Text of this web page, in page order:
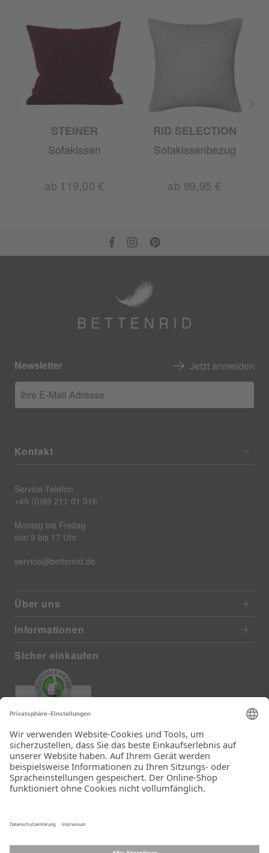
STEINER
Sofakissen
ab 119,00 €
RID SELECTION
Sofakissenbezug
ab 99,95 €
Newsletter Jetzt anmelden
Ihre E-Mail Adresse
Kontakt
Service-Telefon
+49 (0)89 211 01 316
Montag bis Freitag
von 9 bis 17 Uhr
service@bettenrid.de
Über uns
Informationen
Sicher einkaufen
385 reviews from real customers
(last 12 months)
Total: 11283
Die Auswahl und die
Einfachheit der
Bestellung.